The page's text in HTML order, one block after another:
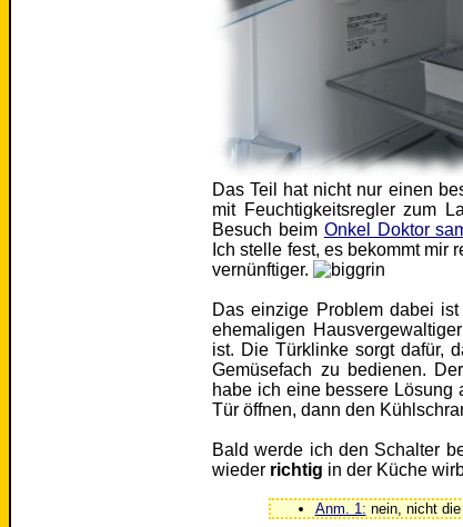
Das Teil hat nicht nur einen
mit Feuchtigkeitsregler zum
Besuch beim Onkel Doktor
Ich stelle fest, es bekommt mir
vernünftiger.
Das einzige Problem dabei
ehemaligen
ist. Die Türklinke sorgt dafür,
Gemüsefach zu bedienen.
habe ich eine bessere Lösung
Tür öffnen, dann den
Bald werde ich den Schalter
wieder richtig in der Küche
Anm. 1: nein, nicht